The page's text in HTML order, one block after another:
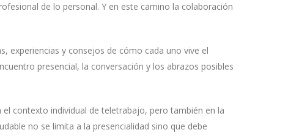
de lo personal. Y en este camino la colaboración
experiencias y consejos de cómo cada uno vive el
presencial, la conversación y los abrazos posibles
contexto individual de teletrabajo, pero también en la
no se limita a la presencialidad sino que debe